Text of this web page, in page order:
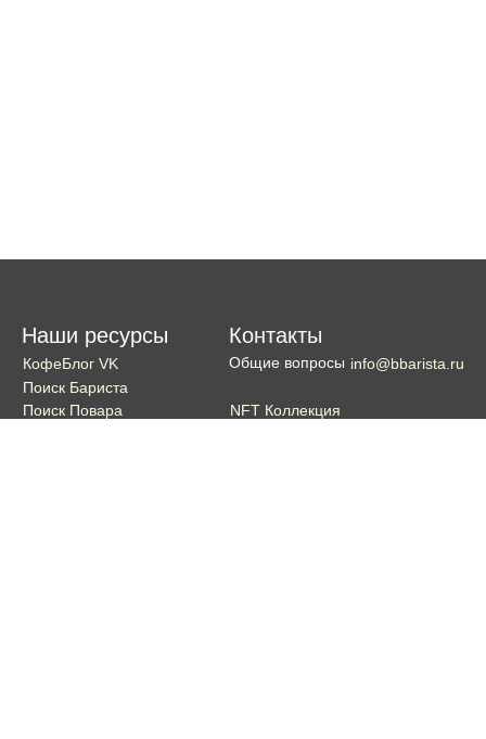
Наши ресурсы
КофеБлог VK
Поиск Бариста
Поиск Повара
Контакты
Общие вопросы info@bbarista.ru
NFT Коллекция